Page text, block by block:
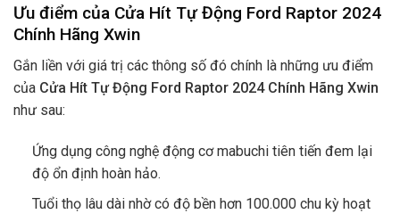
Ưu điểm của Cửa Hít Tự Động Ford Raptor 2024
Chính Hãng Xwin
Gắn liền với giá trị các thông số đó chính là những ưu điểm
của Cửa Hít Tự Động Ford Raptor 2024 Chính Hãng Xwin
như sau:
Ứng dụng công nghệ động cơ mabuchi tiên tiến đem lại
độ ổn định hoàn hảo.
Tuổi thọ lâu dài nhờ có độ bền hơn 100.000 chu kỳ hoạt